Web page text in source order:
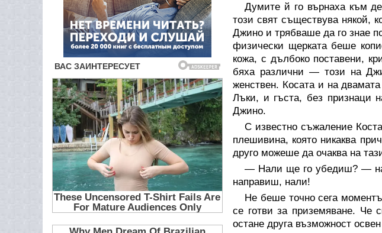
Думите й го върнаха към
този свят съществува някой,
Джино и трябваше да го знае
физически щерката беше
кожа, с дълбоко поставени,
бяха различни — този на
женствен. Косата и на
Лъки, и гъста, без признаци
Джино.
С известно съжаление
плешивина, която никаква
друго можеше да очаква на
— Нали ще го убедиш? —
направиш, нали!
Не беше точно сега
се готви за приземяване.
остане друга възможност